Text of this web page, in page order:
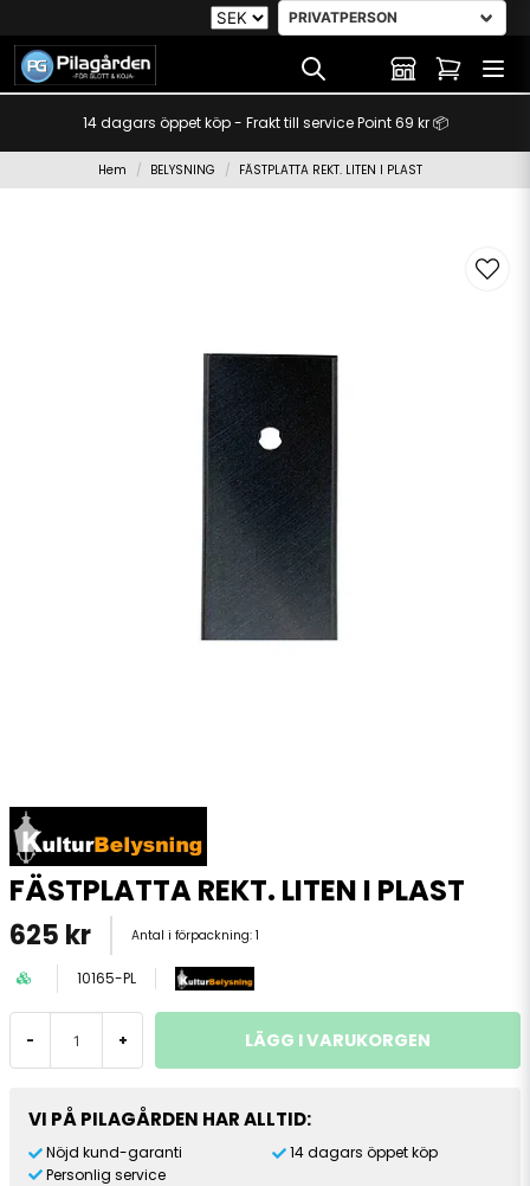
14 dagars öppet köp - Frakt till service Point 69 kr 📦
Hem BELYSNING FÄSTPLATTA REKT. LITEN I PLAST
FÄSTPLATTA REKT. LITEN I PLAST
625 kr Antal i förpackning: 1
10165-PL
- + LÄGG I VARUKORGEN
VI PÅ PILAGÅRDEN HAR ALLTID:
Nöjd kund-garanti
Personlig service
14 dagars öppet köp